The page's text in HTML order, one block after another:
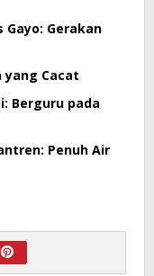
Gayo: Gerakan
yang Cacat
Berguru pada
Penuh Air